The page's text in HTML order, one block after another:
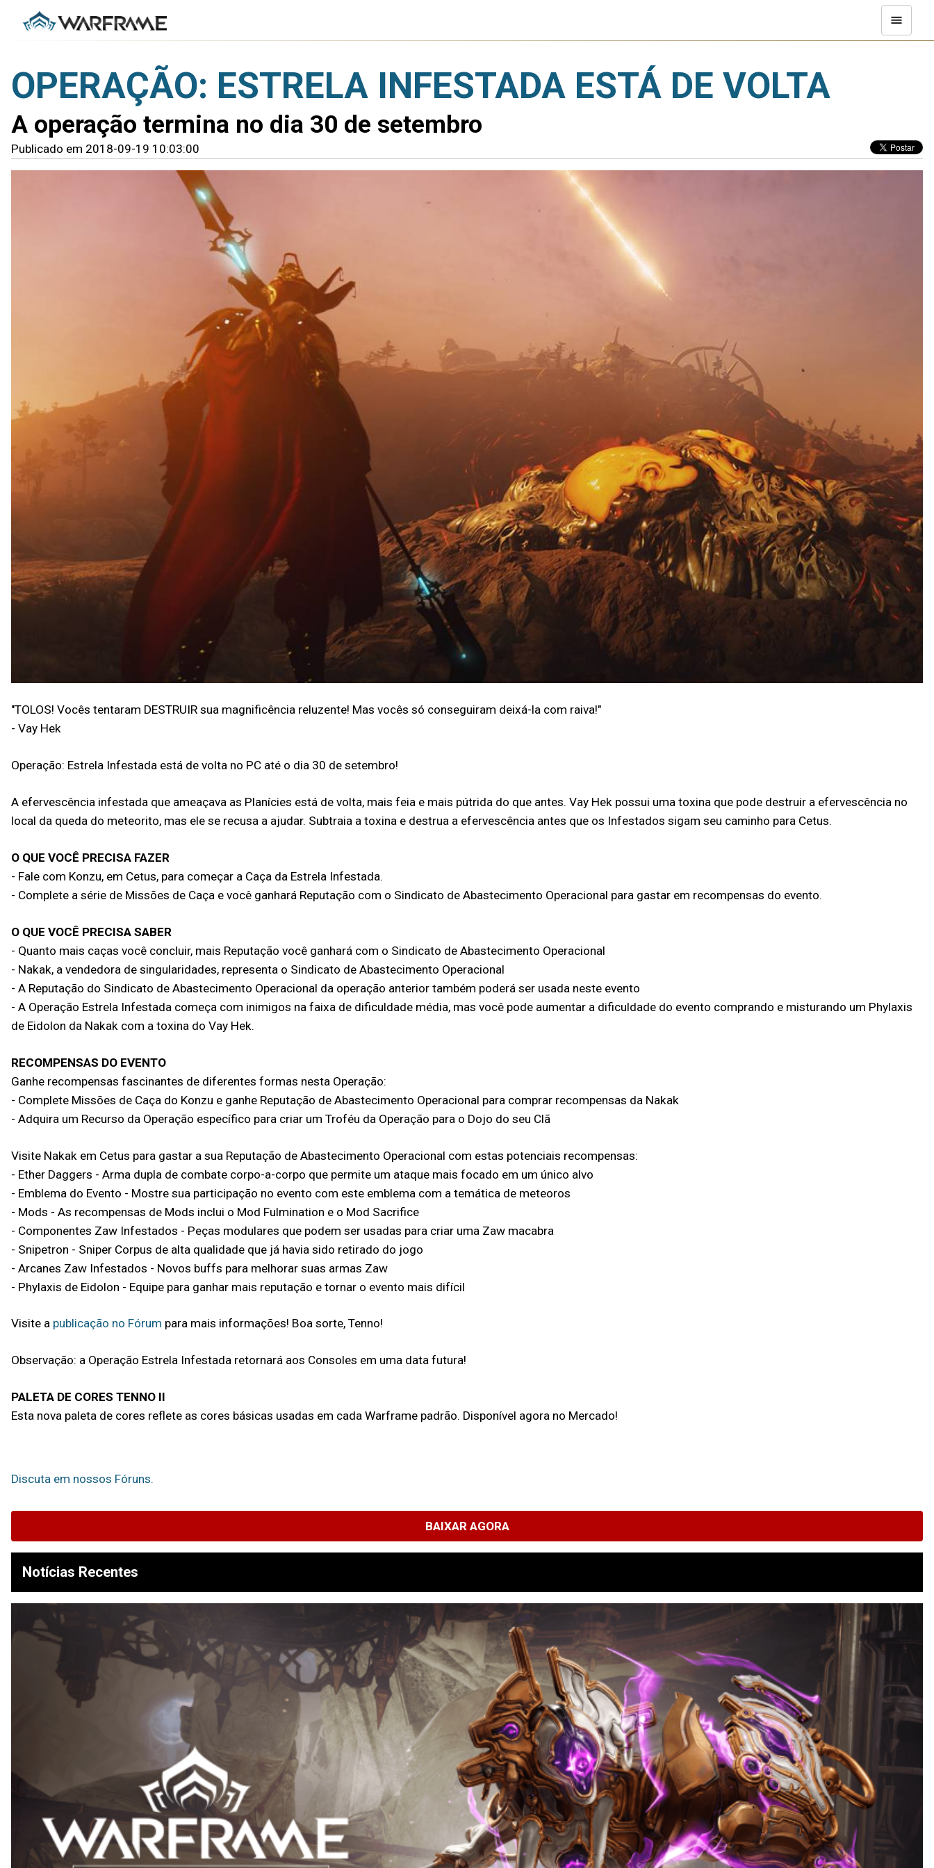
OPERAÇÃO: ESTRELA INFESTADA ESTÁ DE VOLTA
A operação termina no dia 30 de setembro
Publicado em 2018-09-19 10:03:00
"TOLOS! Vocês tentaram DESTRUIR sua magnificência reluzente! Mas vocês só conseguiram deixá-la com raiva!"
- Vay Hek
Operação: Estrela Infestada está de volta no PC até o dia 30 de setembro!
A efervescência infestada que ameaçava as Planícies está de volta, mais feia e mais pútrida do que antes. Vay Hek possui uma toxina que pode destruir a efervescência no
local da queda do meteorito, mas ele se recusa a ajudar. Subtraia a toxina e destrua a efervescência antes que os Infestados sigam seu caminho para Cetus.
O QUE VOCÊ PRECISA FAZER
- Fale com Konzu, em Cetus, para começar a Caça da Estrela Infestada.
- Complete a série de Missões de Caça e você ganhará Reputação com o Sindicato de Abastecimento Operacional para gastar em recompensas do evento.
O QUE VOCÊ PRECISA SABER
- Quanto mais caças você concluir, mais Reputação você ganhará com o Sindicato de Abastecimento Operacional
- Nakak, a vendedora de singularidades, representa o Sindicato de Abastecimento Operacional
- A Reputação do Sindicato de Abastecimento Operacional da operação anterior também poderá ser usada neste evento
- A Operação Estrela Infestada começa com inimigos na faixa de dificuldade média, mas você pode aumentar a dificuldade do evento comprando e misturando um Phylaxis
de Eidolon da Nakak com a toxina do Vay Hek.
RECOMPENSAS DO EVENTO
Ganhe recompensas fascinantes de diferentes formas nesta Operação:
- Complete Missões de Caça do Konzu e ganhe Reputação de Abastecimento Operacional para comprar recompensas da Nakak
- Adquira um Recurso da Operação específico para criar um Troféu da Operação para o Dojo do seu Clã
Visite Nakak em Cetus para gastar a sua Reputação de Abastecimento Operacional com estas potenciais recompensas:
- Ether Daggers - Arma dupla de combate corpo-a-corpo que permite um ataque mais focado em um único alvo
- Emblema do Evento - Mostre sua participação no evento com este emblema com a temática de meteoros
- Mods - As recompensas de Mods inclui o Mod Fulmination e o Mod Sacrifice
- Componentes Zaw Infestados - Peças modulares que podem ser usadas para criar uma Zaw macabra
- Snipetron - Sniper Corpus de alta qualidade que já havia sido retirado do jogo
- Arcanes Zaw Infestados - Novos buffs para melhorar suas armas Zaw
- Phylaxis de Eidolon - Equipe para ganhar mais reputação e tornar o evento mais difícil
Visite a publicação no Fórum para mais informações! Boa sorte, Tenno!
Observação: a Operação Estrela Infestada retornará aos Consoles em uma data futura!
PALETA DE CORES TENNO II
Esta nova paleta de cores reflete as cores básicas usadas em cada Warframe padrão. Disponível agora no Mercado!
Discuta em nossos Fóruns.
BAIXAR AGORA
Notícias Recentes